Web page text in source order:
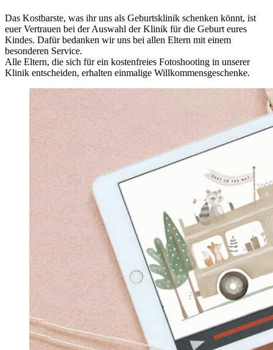
Das Kostbarste, was ihr uns als Geburtsklinik schenken könnt, ist
euer Vertrauen bei der Auswahl der Klinik für die Geburt eures
Kindes. Dafür bedanken wir uns bei allen Eltern mit einem
besonderen Service.
Alle Eltern, die sich für ein kostenfreies Fotoshooting in unserer
Klinik entscheiden, erhalten einmalige Willkommensgeschenke.